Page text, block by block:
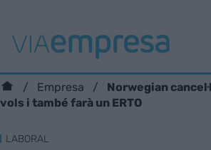
Empresa
Norwegian
vols i també farà un ERTO
LABORAL